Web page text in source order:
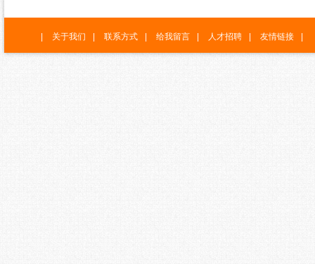
关于我们 联系方式 给我留言 人才招聘 友情链接